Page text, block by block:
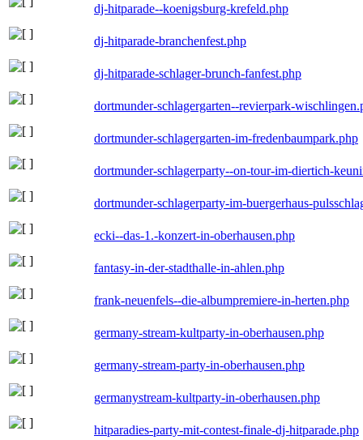
dj-hitparade--koenigsburg-krefeld.php
dj-hitparade-branchenfest.php
dj-hitparade-schlager-brunch-fanfest.php
dortmunder-schlagergarten--revierpark-
dortmunder-schlagergarten-im-fredenbaumpark.php
dortmunder-schlagerparty--on-tour-im-diertich-
dortmunder-schlagerparty-im-buergerhaus-
ecki--das-1.-konzert-in-oberhausen.php
fantasy-in-der-stadthalle-in-ahlen.php
frank-neuenfels--die-albumpremiere-in-herten.php
germany-stream-kultparty-in-oberhausen.php
germany-stream-party-in-oberhausen.php
germanystream-kultparty-in-oberhausen.php
hitparadies-party-mit-contest-finale-dj-hitparade.php